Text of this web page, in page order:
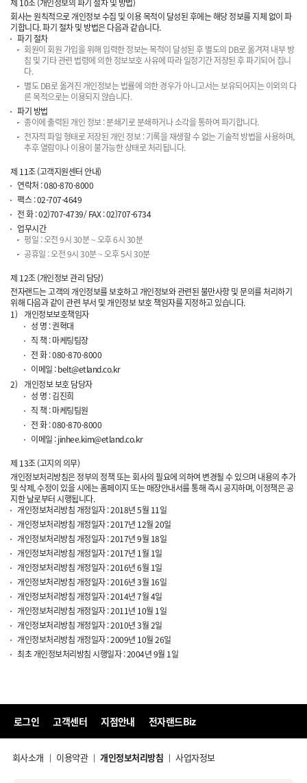
제 10조 (개인정보의 파기 절차 및 방법)
회사는 원칙적으로 개인정보 수집 및 이용 목적이 달성된 후에는 해당 정보를 지체 없이 파
기합니다. 파기 절차 및 방법은 다음과 같습니다.
파기 절차
회원이 회원 가입을 위해 입력한 정보는 목적이 달성된 후 별도의 DB로 옮겨져 내부 방
침 및 기타 관련 법령에 의한 정보보호 사유에 따라 일정기간 저장된 후 파기되어 집니
다.
별도 DB로 옮겨진 개인정보는 법률에 의한 경우가 아니고서는 보유되어지는 이외의 다
른 목적으로는 이용되지 않습니다.
파기 방법
종이에 출력된 개인 정보 : 분쇄기로 분쇄하거나 소각을 통하여 파기합니다.
전자적 파일 형태로 저장된 개인 정보 : 기록을 재생할 수 없는 기술적 방법을 사용하며,
추후 열람이나 이용이 불가능한 상태로 처리됩니다.
제 11조 (고객지원센터 안내)
연락처 : 080-870-8000
팩스 : 02-707-4649
전 화 : 02)707-4739/ FAX : 02)707-6734
업무시간
평일 : 오전 9시 30분 ~ 오후 6시 30분
공휴일 : 오전 9시 30분 ~ 오후 5시 30분
제 12조 (개인정보 관리 담당)
전자랜드는 고객의 개인정보를 보호하고 개인정보와 관련된 불만사항 및 문의를 처리하기
위해 다음과 같이 관련 부서 및 개인정보 보호 책임자를 지정하고 있습니다.
1) 개인정보보호책임자
성 명 : 권혁대
직 책 : 마케팅팀장
전 화 : 080-870-8000
이메일 : belt@etland.co.kr
2) 개인정보 보호 담당자
성 명 : 김진희
직 책 : 마케팅팀원
전 화 : 080-870-8000
이메일 : jinhee.kim@etland.co.kr
제 13조 (고지의 의무)
개인정보처리방침은 정부의 정책 또는 회사의 필요에 의하여 변경될 수 있으며 내용의 추가
및 삭제, 수정이 있을 시에는 홈페이지 또는 매장안내서를 통해 즉시 공지하며, 이정책은 공
지한 날로부터 시행됩니다.
개인정보처리방침 개정일자 : 2018년 5월 11일
개인정보처리방침 개정일자 : 2017년 12월 20일
개인정보처리방침 개정일자 : 2017년 9월 18일
개인정보처리방침 개정일자 : 2017년 1월 1일
개인정보처리방침 개정일자 : 2016년 6월 1일
개인정보처리방침 개정일자 : 2016년 3월 16일
개인정보처리방침 개정일자 : 2014년 7월 4일
개인정보처리방침 개정일자 : 2011년 10월 1일
개인정보처리방침 개정일자 : 2010년 3월 2일
개인정보처리방침 개정일자 : 2009년 10월 26일
최초 개인정보처리방침 시행일자 : 2004년 9월 1일
로그인 고객센터 지점안내 전자랜드Biz
회사소개 | 이용약관 | 개인정보처리방침 | 사업자정보